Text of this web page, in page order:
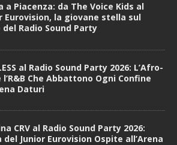
a Piacenza: da The Voice Kids al
Eurovision, la giovane stella sul
del Radio Sound Party
al Radio Sound Party 2026: L’Afro-
l’R&B Che Abbattono Ogni Confine
Daturi
CRV al Radio Sound Party 2026:
del Junior Eurovision Ospite all’Arena